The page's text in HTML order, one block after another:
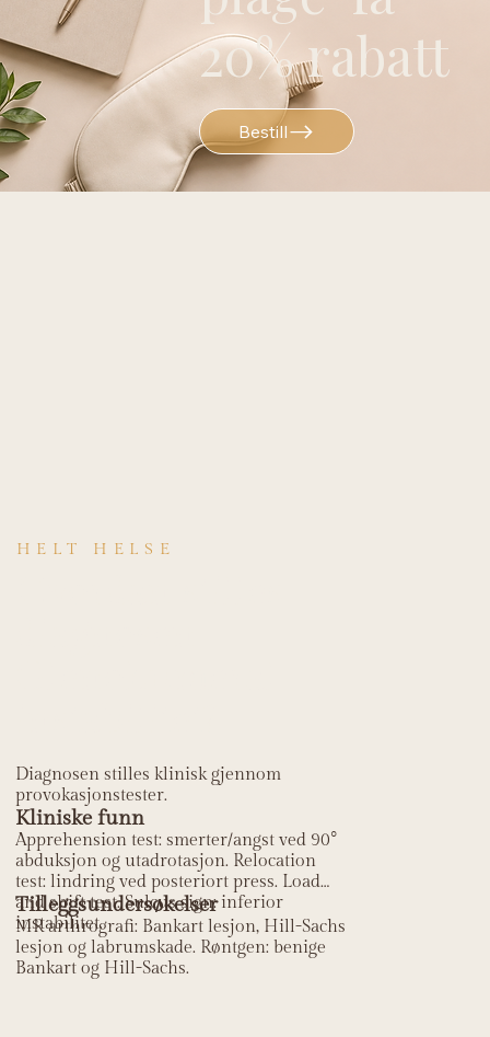
20% rabatt
Bestill
HELT HELSE
Diagnosen stilles klinisk gjennom
provokasjonstester.
Kliniske funn
Apprehension test: smerter/angst ved 90°
abduksjon og utadrotasjon. Relocation
test: lindring ved posteriort press. Load
and shift test. Sulcus sign: inferior
instabilitet.
Tilleggsundersøkelser
MR arthrografi: Bankart lesjon, Hill-Sachs
lesjon og labrumskade. Røntgen: benige
Bankart og Hill-Sachs.